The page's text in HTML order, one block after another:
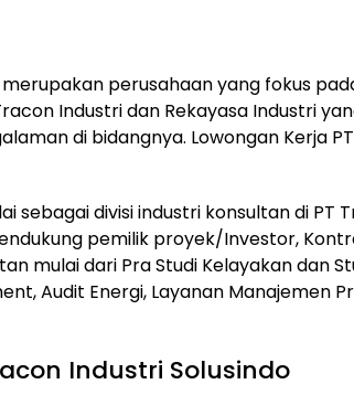
perusahaan yang fokus
Industri dan Rekayasa Industri
di bidangnya. Lowongan Kerja
sebagai divisi industri konsultan di PT
pemilik proyek/Investor,
mulai dari Pra Studi Kelayakan dan
Audit Energi, Layanan Manajemen
Industri Solusindo